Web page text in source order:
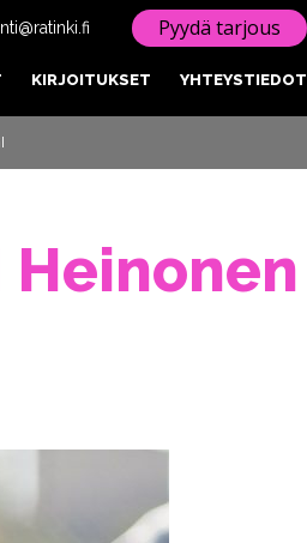
Pyydä tarjous
KIRJOITUKSET YHTEYSTIEDOT